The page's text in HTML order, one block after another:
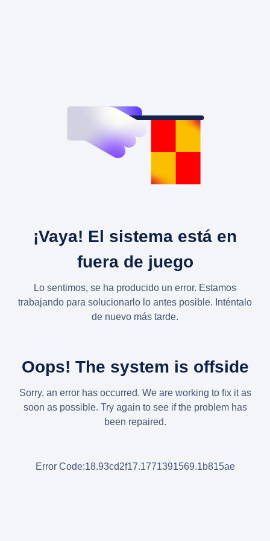
¡Vaya! El sistema está en
fuera de juego
Lo sentimos, se ha producido un error. Estamos
trabajando para solucionarlo lo antes posible. Inténtalo
de nuevo más tarde.
Oops! The system is offside
Sorry, an error has occurred. We are working to fix it as
soon as possible. Try again to see if the problem has
been repaired.
Error Code:18.93cd2f17.1771391569.1b815ae